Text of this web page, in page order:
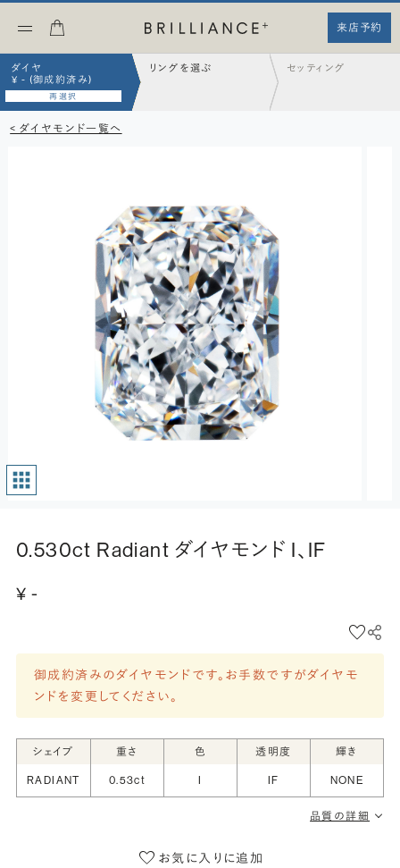
来店予約
ダイヤ
¥ - (御成約済み)
再選択
リングを選ぶ セッティング
< ダイヤモンド一覧へ
0.530ct Radiant ダイヤモンド I、IF
¥ -
御成約済みのダイヤモンドです。お手数ですがダイヤモ
ンドを変更してください。
シェイプ 重さ 色 透明度 輝き
RADIANT 0.53ct I IF NONE
品質の詳細
お気に入りに追加